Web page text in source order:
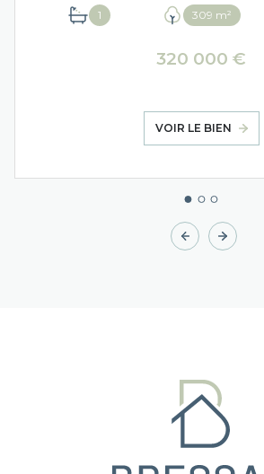
1 309 m²
320 000 €
VOIR LE BIEN